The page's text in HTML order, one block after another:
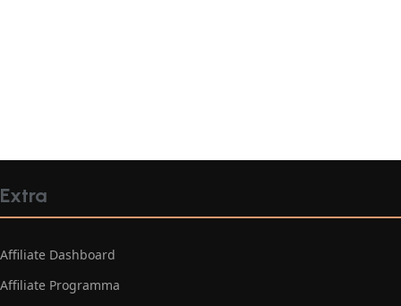
Extra
Affiliate Dashboard
Affiliate Programma